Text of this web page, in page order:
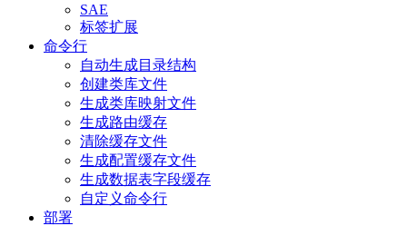
SAE
标签扩展
命令行
自动生成目录结构
创建类库文件
生成类库映射文件
生成路由缓存
清除缓存文件
生成配置缓存文件
生成数据表字段缓存
自定义命令行
部署